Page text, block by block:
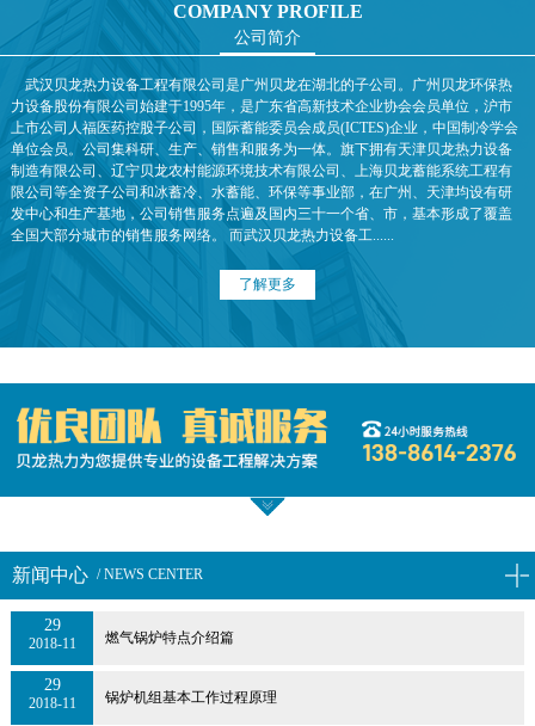
COMPANY PROFILE
公司简介
武汉贝龙热力设备工程有限公司是广州贝龙在湖北的子公司。广州贝龙环保热
力设备股份有限公司始建于1995年，是广东省高新技术企业协会会员单位，沪市
上市公司人福医药控股子公司，国际蓄能委员会成员(ICTES)企业，中国制冷学会
单位会员。公司集科研、生产、销售和服务为一体。旗下拥有天津贝龙热力设备
制造有限公司、辽宁贝龙农村能源环境技术有限公司、上海贝龙蓄能系统工程有
限公司等全资子公司和冰蓄冷、水蓄能、环保等事业部，在广州、天津均设有研
发中心和生产基地，公司销售服务点遍及国内三十一个省、市，基本形成了覆盖
全国大部分城市的销售服务网络。 而武汉贝龙热力设备工......
了解更多
新闻中心 / NEWS CENTER
29
2018-11 燃气锅炉特点介绍篇
29
2018-11 锅炉机组基本工作过程原理